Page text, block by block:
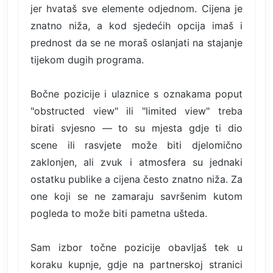
jer hvataš sve elemente odjednom. Cijena je
znatno niža, a kod sjedećih opcija imaš i
prednost da se ne moraš oslanjati na stajanje
tijekom dugih programa.
Bočne pozicije i ulaznice s oznakama poput
"obstructed view" ili "limited view" treba
birati svjesno — to su mjesta gdje ti dio
scene ili rasvjete može biti djelomično
zaklonjen, ali zvuk i atmosfera su jednaki
ostatku publike a cijena često znatno niža. Za
one koji se ne zamaraju savršenim kutom
pogleda to može biti pametna ušteda.
Sam izbor točne pozicije obavljaš tek u
koraku kupnje, gdje na partnerskoj stranici